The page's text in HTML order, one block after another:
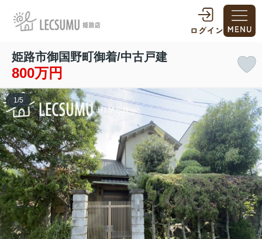
姫路市御国野町御着/中古戸建
800万円
1/5